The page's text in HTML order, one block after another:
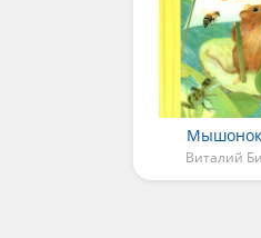
Виталий